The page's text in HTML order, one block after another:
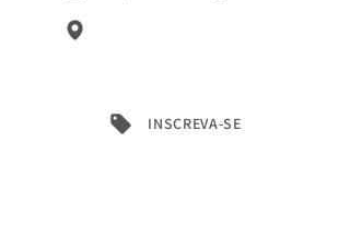
INSCREVA-SE